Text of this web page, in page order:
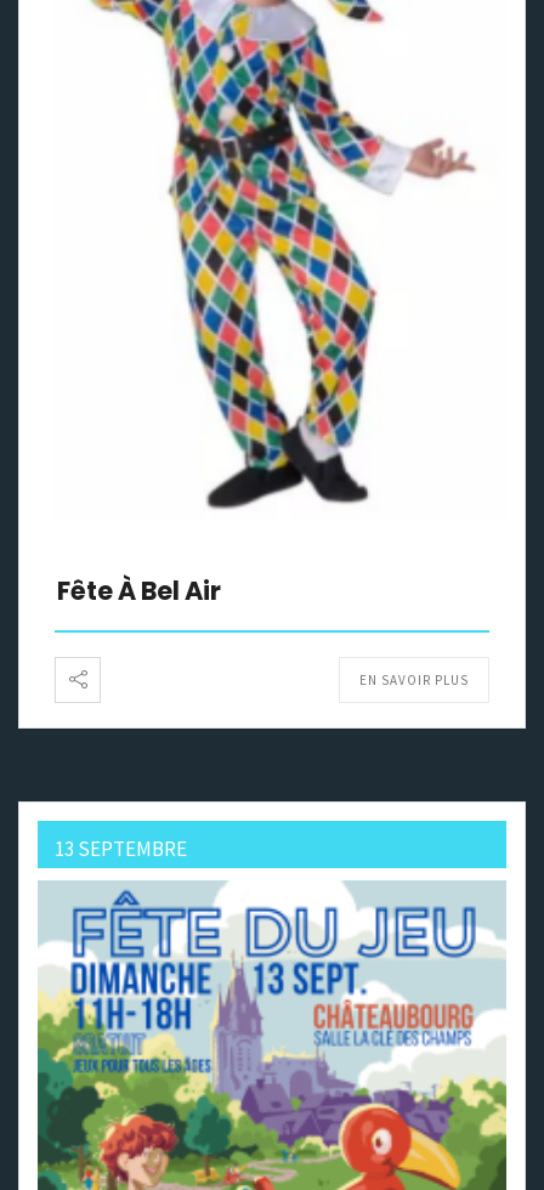
Fête À Bel Air
EN SAVOIR PLUS
13 SEPTEMBRE